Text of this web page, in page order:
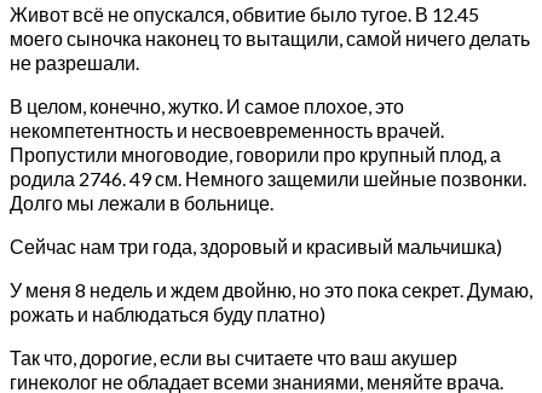
Живот всё не опускался, обвитие было тугое. В 12.45
моего сыночка наконец то вытащили, самой ничего делать
не разрешали.
В целом, конечно, жутко. И самое плохое, это
некомпетентность и несвоевременность врачей.
Пропустили многоводие, говорили про крупный плод, а
родила 2746. 49 см. Немного защемили шейные позвонки.
Долго мы лежали в больнице.
Сейчас нам три года, здоровый и красивый мальчишка)
У меня 8 недель и ждем двойню, но это пока секрет. Думаю,
рожать и наблюдаться буду платно)
Так что, дорогие, если вы считаете что ваш акушер
гинеколог не обладает всеми знаниями, меняйте врача.